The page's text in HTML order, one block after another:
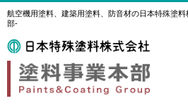
航空機用塗料、建築用塗料、防音材の日本特殊塗
部-